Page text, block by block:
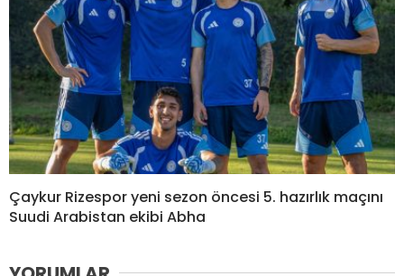
Çaykur Rizespor yeni sezon öncesi 5. hazırlık maçını
Suudi Arabistan ekibi Abha